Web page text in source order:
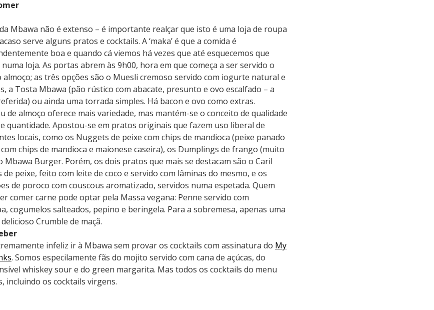
Mbawa não é extenso – é importante realçar que isto é uma loja de roupa
serve alguns pratos e cocktails. A ‘maka’ é que a comida é
boa e quando cá viemos há vezes que até esquecemos que
loja. As portas abrem às 9h00, hora em que começa a ser servido o
almoço; as três opções são o Muesli cremoso servido com iogurte natural e
a Tosta Mbawa (pão rústico com abacate, presunto e ovo escalfado – a
ou ainda uma torrada simples. Há bacon e ovo como extras.
de almoço oferece mais variedade, mas mantém-se o conceito de qualidade
quantidade. Apostou-se em pratos originais que fazem uso liberal de
locais, como os Nuggets de peixe com chips de mandioca (peixe panado
chips de mandioca e maionese caseira), os Dumplings de frango (muito
Mbawa Burger. Porém, os dois pratos que mais se destacam são o Caril
de peixe, feito com leite de coco e servido com lâminas do mesmo, e os
de poroco com couscous aromatizado, servidos numa espetada. Quem
comer carne pode optar pela Massa vegana: Penne servido com
cogumelos salteados, pepino e beringela. Para a sobremesa, apenas uma
Crumble de maçã.
infeliz ir à Mbawa sem provar os cocktails com assinatura do My
. Somos especilamente fãs do mojito servido com cana de açúcas, do
whiskey sour e do green margarita. Mas todos os cocktails do menu
incluindo os cocktails virgens.